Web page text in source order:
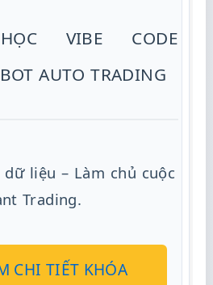
VIBE CODE
AUTO TRADING
dữ liệu – Làm chủ cuộc
Trading.
CHI TIẾT KHÓA